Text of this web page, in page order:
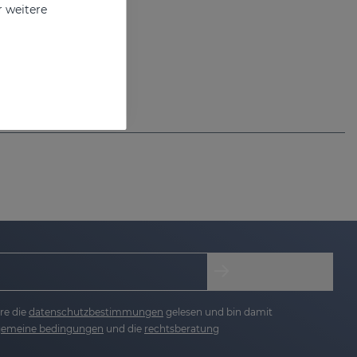
diedatenschutzbestimmungen gelesen und bin damit
bedingungen und die rechtsberatung
weitere